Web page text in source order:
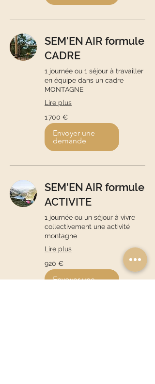
SEM'EN AIR formule
CADRE
1 journée ou 1 séjour à travailler
en équipe dans un cadre
MONTAGNE
Lire plus
euros
1 700 €
Envoyer une
demande
SEM'EN AIR formule
ACTIVITE
1 journée ou un séjour à vivre
collectivement une activité
montagne
Lire plus
euros
920 €
Envoyer une